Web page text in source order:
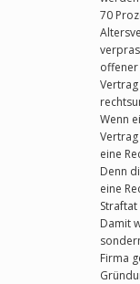
70
offener
Wenn
eine
Denn
eine
Damit
Firma